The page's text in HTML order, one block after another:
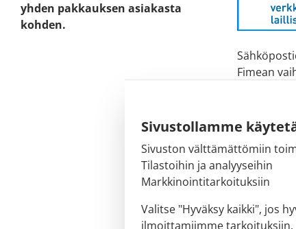
Sivustollamme
Sivuston välttämättömiin
Tilastoihin ja analyyseihin
Markkinointitarkoituksiin
Valitse "Hyväksy kaikki", jos
ilmoittamiimme tarkoituksiin.
yhden pakkauksen asiakasta
kohden.
Fimean